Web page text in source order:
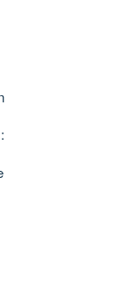
: